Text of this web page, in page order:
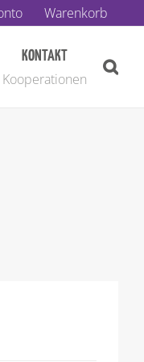
Warenkorb
KONTAKT
Kooperationen